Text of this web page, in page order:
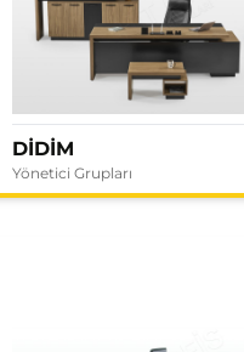
DİDİM
Yönetici Grupları